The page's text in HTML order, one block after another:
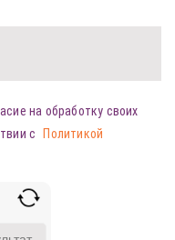
на обработку своих
с
Политикой